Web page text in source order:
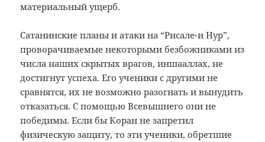
материальный ущерб.
Сатанинские планы и атаки на “Рисале-и Нур”,
проворачиваемые некоторыми безбожниками из
числа наших скрытых врагов, иншааллах, не
достигнут успеха. Его ученики с другими не
сравнятся, их не возможно разогнать и вынудить
отказаться. С помощью Всевышнего они не
победимы. Если бы Коран не запретил
физическую защиту, то эти ученики, обретшие